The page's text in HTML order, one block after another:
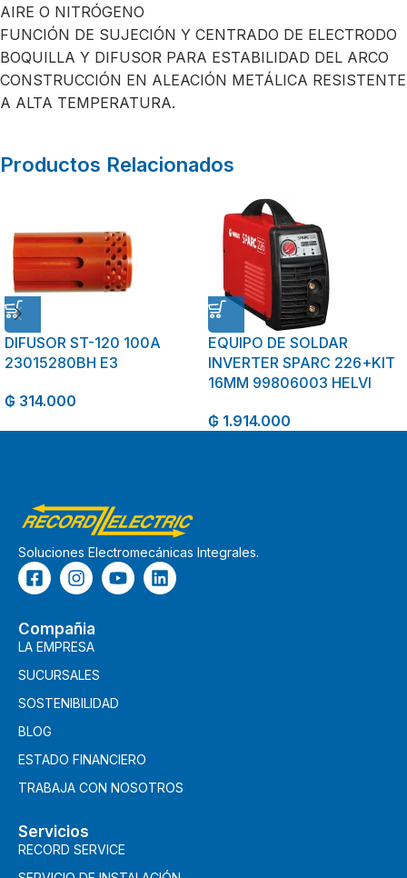
AIRE O NITRÓGENO
FUNCIÓN DE SUJECIÓN Y CENTRADO DE ELECTRODO
BOQUILLA Y DIFUSOR PARA ESTABILIDAD DEL ARCO
CONSTRUCCIÓN EN ALEACIÓN METÁLICA RESISTENTE
A ALTA TEMPERATURA.
Productos Relacionados
DIFUSOR ST-120 100A
23015280BH E3
₲ 314.000
EQUIPO DE SOLDAR
INVERTER SPARC 226+KIT
16MM 99806003 HELVI
₲ 1.914.000
Soluciones Electromecánicas Integrales.
Compañia
LA EMPRESA
SUCURSALES
SOSTENIBILIDAD
BLOG
ESTADO FINANCIERO
TRABAJA CON NOSOTROS
Servicios
RECORD SERVICE